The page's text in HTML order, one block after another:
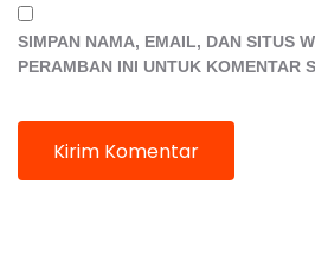
SIMPAN NAMA, EMAIL, DAN SITUS
PERAMBAN INI UNTUK KOMENTAR